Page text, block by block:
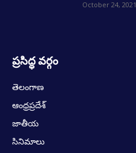
October 24, 2021
ప్రసిద్ధ వర్గం
తెలంగాణ
ఆంధ్రప్రదేశ్
జాతీయ
సినిమాలు